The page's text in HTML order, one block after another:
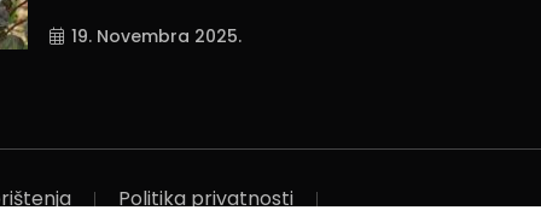
19. Novembra 2025.
Politika privatnosti